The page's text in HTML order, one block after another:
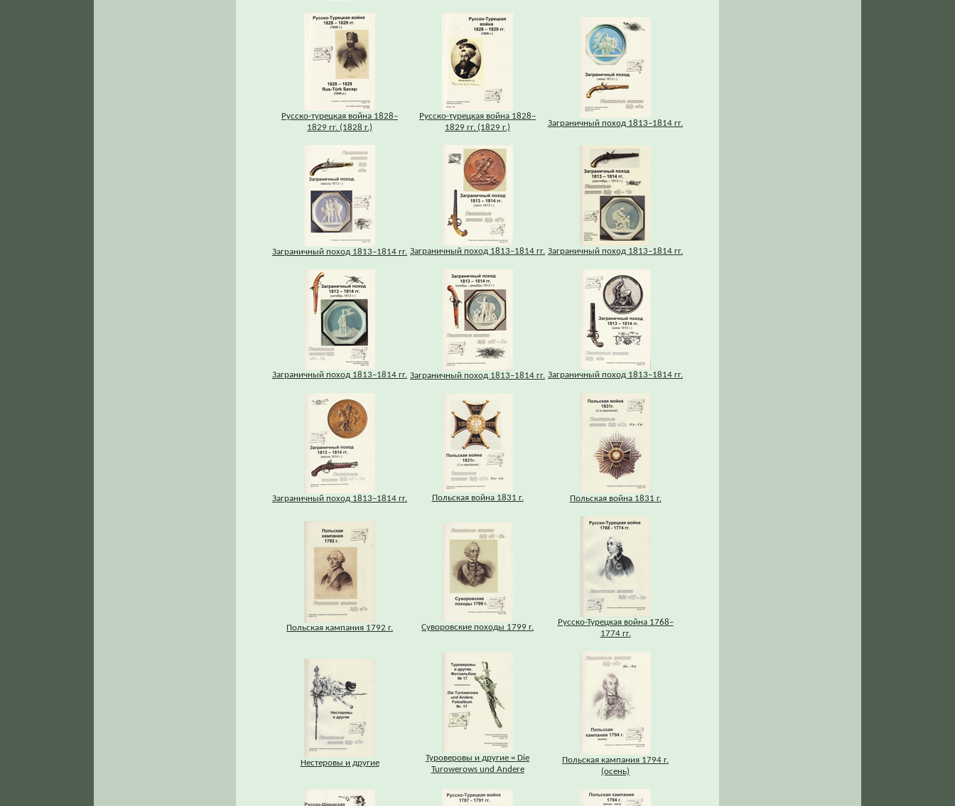
Русско-турецкая война 1828–
1829 гг. (1828 г.)
Русско-турецкая война 1828–
1829 гг. (1829 г.)
Заграничный поход 1813–1814 гг.
Заграничный поход 1813–1814 гг. Заграничный поход 1813–1814 гг. Заграничный поход 1813–1814 гг.
Заграничный поход 1813–1814 гг. Заграничный поход 1813–1814 гг. Заграничный поход 1813–1814 гг.
Заграничный поход 1813–1814 гг. Польская война 1831 г. Польская война 1831 г.
Польская кампания 1792 г. Суворовские походы 1799 г.
Русско-Турецкая война 1768–
1774 гг.
Нестеровы и другие
Туроверовы и другие = Die
Turowerows und Andere
Польская кампания 1794 г.
(осень)